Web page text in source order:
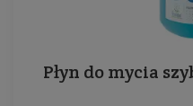
Płyn do mycia